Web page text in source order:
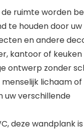
ruimte worden
te houden door
en andere
kantoor of keuken
ontwerp zonder
lichaam of
uw verschillende
deze wandplank